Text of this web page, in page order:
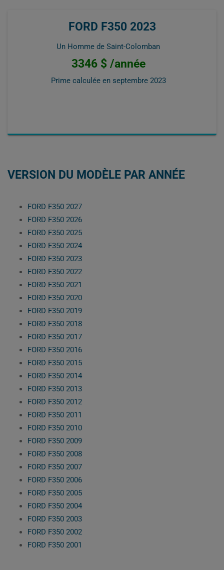
FORD F350 2023
Un Homme de Saint-Colomban
3346 $ /année
Prime calculée en septembre 2023
VERSION DU MODÈLE PAR ANNÉE
FORD F350 2027
FORD F350 2026
FORD F350 2025
FORD F350 2024
FORD F350 2023
FORD F350 2022
FORD F350 2021
FORD F350 2020
FORD F350 2019
FORD F350 2018
FORD F350 2017
FORD F350 2016
FORD F350 2015
FORD F350 2014
FORD F350 2013
FORD F350 2012
FORD F350 2011
FORD F350 2010
FORD F350 2009
FORD F350 2008
FORD F350 2007
FORD F350 2006
FORD F350 2005
FORD F350 2004
FORD F350 2003
FORD F350 2002
FORD F350 2001